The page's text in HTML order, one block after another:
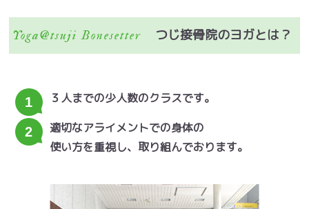
Yoga@tsuji Bonesetter つじ接骨院のヨガとは？
1 ３人までの少人数のクラスです。
2
適切なアライメントでの身体の
使い方を重視し、取り組んでおります。